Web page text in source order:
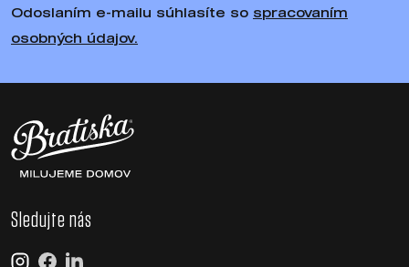
Odoslaním e-mailu súhlasíte so spracovaním
osobných údajov.
Sledujte nás